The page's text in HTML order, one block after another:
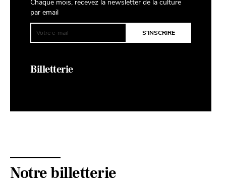
Chaque mois, recevez la newsletter de la culture
par email
Billetterie
Notre billetterie